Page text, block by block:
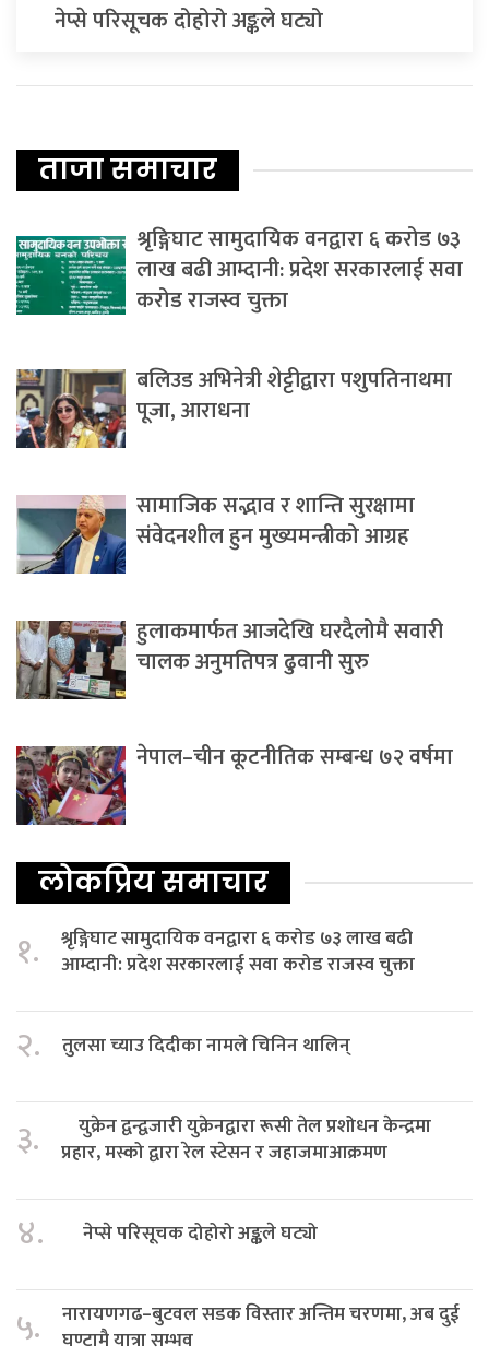
नेप्से परिसूचक दोहोरो अङ्कले घट्यो
ताजा समाचार
श्रृङ्गिघाट सामुदायिक वनद्वारा ६ करोड ७३
लाख बढी आम्दानी: प्रदेश सरकारलाई सवा
करोड राजस्व चुक्ता
बलिउड अभिनेत्री शेट्टीद्वारा पशुपतिनाथमा
पूजा, आराधना
सामाजिक सद्भाव र शान्ति सुरक्षामा
संवेदनशील हुन मुख्यमन्त्रीको आग्रह
हुलाकमार्फत आजदेखि घरदैलोमै सवारी
चालक अनुमतिपत्र ढुवानी सुरु
नेपाल–चीन कूटनीतिक सम्बन्ध ७२ वर्षमा
लोकप्रिय समाचार
१.
श्रृङ्गिघाट सामुदायिक वनद्वारा ६ करोड ७३ लाख बढी
आम्दानी: प्रदेश सरकारलाई सवा करोड राजस्व चुक्ता
२. तुलसा च्याउ दिदीका नामले चिनिन थालिन्
३.
युक्रेन द्वन्द्वजारी युक्रेनद्वारा रूसी तेल प्रशोधन केन्द्रमा
प्रहार, मस्को द्वारा रेल स्टेसन र जहाजमाआक्रमण
४. नेप्से परिसूचक दोहोरो अङ्कले घट्यो
५.
नारायणगढ–बुटवल सडक विस्तार अन्तिम चरणमा, अब दुई
घण्टामै यात्रा सम्भव